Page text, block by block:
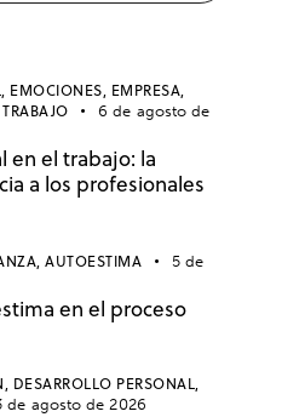
EMOCIONES, EMPRESA,
TRABAJO
6 de agosto de
en el trabajo: la
a los profesionales
AUTOESTIMA
5 de
en el proceso
DESARROLLO PERSONAL,
de agosto de 2026